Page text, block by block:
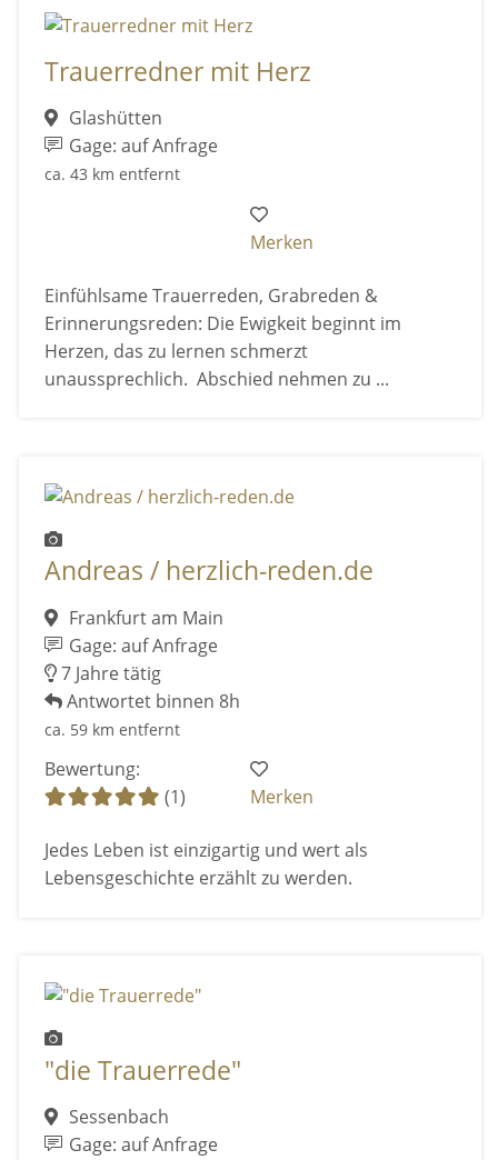
Trauerredner mit Herz
Glashütten
Gage: auf Anfrage
ca. 43 km entfernt
Merken
Einfühlsame Trauerreden, Grabreden &
Erinnerungsreden: Die Ewigkeit beginnt im
Herzen, das zu lernen schmerzt
unaussprechlich. Abschied nehmen zu ...
Andreas / herzlich-reden.de
Frankfurt am Main
Gage: auf Anfrage
7 Jahre tätig
Antwortet binnen 8h
ca. 59 km entfernt
Bewertung:
(1)
Merken
Jedes Leben ist einzigartig und wert als
Lebensgeschichte erzählt zu werden.
"die Trauerrede"
Sessenbach
Gage: auf Anfrage